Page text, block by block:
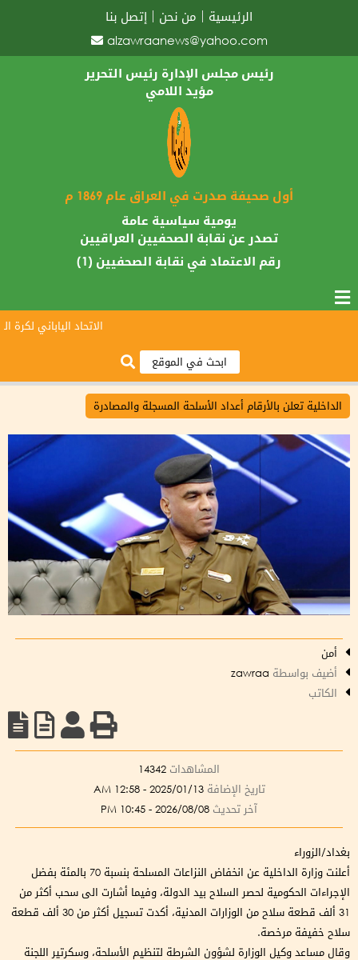
الرئيسية من نحن
إتصل بنا
alzawraanews@yahoo.com
رئيس مجلس الإدارة رئيس التحرير
مؤيد اللامي
أول صحيفة صدرت في العراق عام 1869 م
يومية سياسية عامة
تصدر عن نقابة الصحفيين العراقيين
رقم الاعتماد في نقابة الصحفيين (1)
الاتحاد الياباني لكرة
الداخلية تعلن بالأرقام أعداد الأسلحة المسجلة والمصادرة
أمن
أضيف بواسطة
الكاتب
المشاهدات 14342
تاريخ الإضافة 2025/01/13 - 12:58 AM
آخر تحديث 2026/08/08 - 10:45 PM
بغداد/الزوراء
أعلنت وزارة الداخلية عن انخفاض النزاعات المسلحة بنسبة 70 بالمئة بفضل
الإجراءات الحكومية لحصر السلاح بيد الدولة، وفيما أشارت الى سحب أكثر من
31 ألف قطعة سلاح من الوزارات المدنية، أكدت تسجيل أكثر من 30 ألف قطعة
سلاح خفيفة مرخصة.
وقال مساعد وكيل الوزارة لشؤون الشرطة لتنظيم الأسلحة، وسكرتير اللجنة